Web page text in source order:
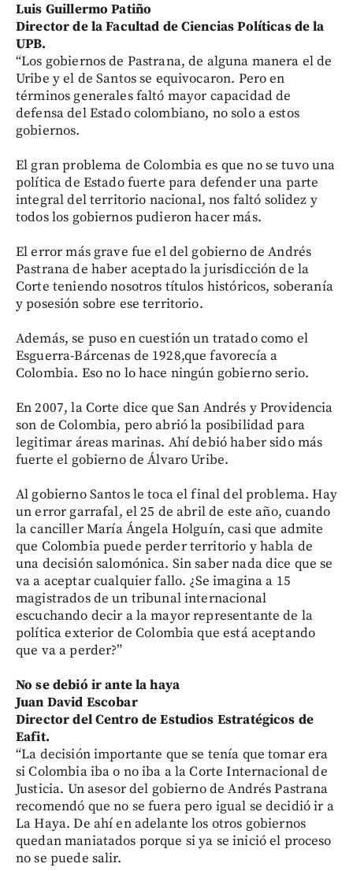
Luis Guillermo Patiño
Director de la Facultad de Ciencias Políticas de la
UPB.
“Los gobiernos de Pastrana, de alguna manera el de
Uribe y el de Santos se equivocaron. Pero en
términos generales faltó mayor capacidad de
defensa del Estado colombiano, no solo a estos
gobiernos.
El gran problema de Colombia es que no se tuvo una
política de Estado fuerte para defender una parte
integral del territorio nacional, nos faltó solidez y
todos los gobiernos pudieron hacer más.
El error más grave fue el del gobierno de Andrés
Pastrana de haber aceptado la jurisdicción de la
Corte teniendo nosotros títulos históricos, soberanía
y posesión sobre ese territorio.
Además, se puso en cuestión un tratado como el
Esguerra-Bárcenas de 1928,que favorecía a
Colombia. Eso no lo hace ningún gobierno serio.
En 2007, la Corte dice que San Andrés y Providencia
son de Colombia, pero abrió la posibilidad para
legitimar áreas marinas. Ahí debió haber sido más
fuerte el gobierno de Álvaro Uribe.
Al gobierno Santos le toca el final del problema. Hay
un error garrafal, el 25 de abril de este año, cuando
la canciller María Ángela Holguín, casi que admite
que Colombia puede perder territorio y habla de
una decisión salomónica. Sin saber nada dice que se
va a aceptar cualquier fallo. ¿Se imagina a 15
magistrados de un tribunal internacional
escuchando decir a la mayor representante de la
política exterior de Colombia que está aceptando
que va a perder?”
No se debió ir ante la haya
Juan David Escobar
Director del Centro de Estudios Estratégicos de
Eafit.
“La decisión importante que se tenía que tomar era
si Colombia iba o no iba a la Corte Internacional de
Justicia. Un asesor del gobierno de Andrés Pastrana
recomendó que no se fuera pero igual se decidió ir a
La Haya. De ahí en adelante los otros gobiernos
quedan maniatados porque si ya se inició el proceso
no se puede salir.